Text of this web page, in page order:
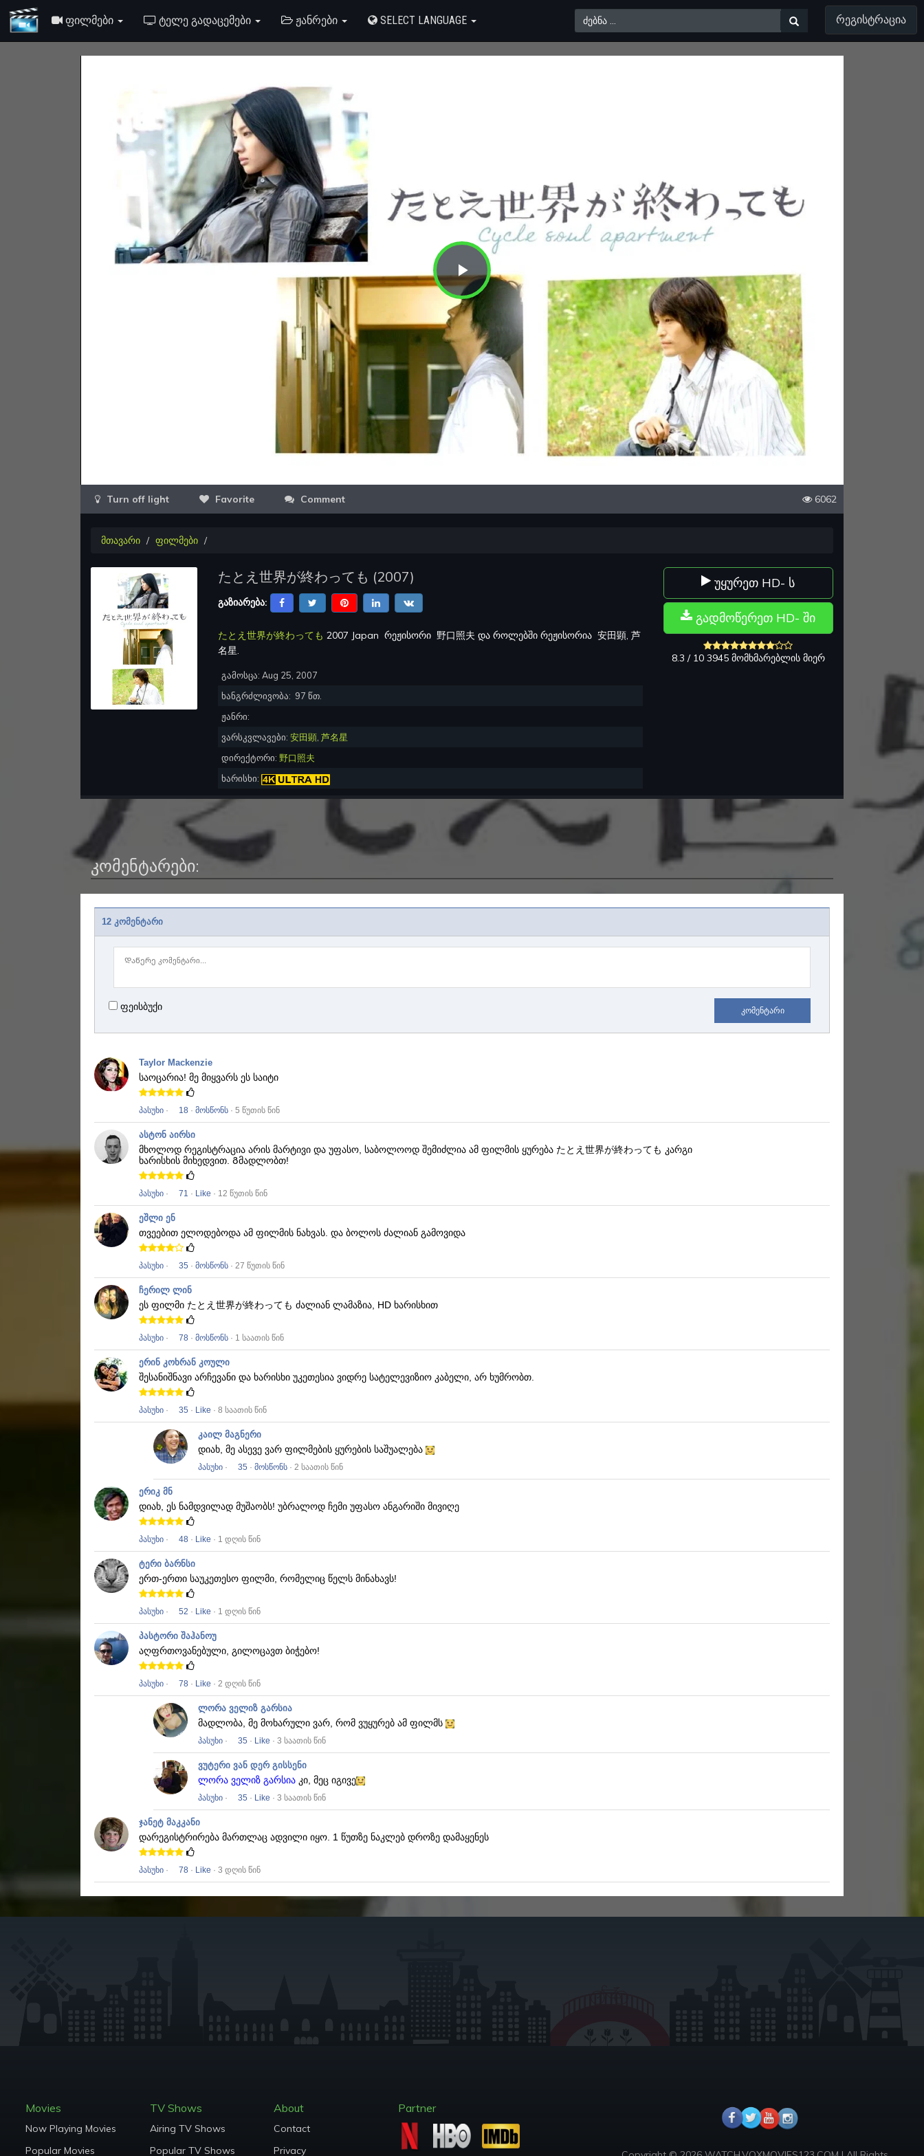
ᲤᲘᲚᲛᲔᲑᲘ ᲢᲔᲚᲔ ᲒᲐᲓᲐᲪᲔᲛᲔᲑᲘ ᲟᲐᲜᲠᲔᲑᲘ SELECT LANGUAGE ᲠᲔᲒᲘᲡᲢᲠᲐᲪᲘᲐ
Play
Video
Favorite Comment 6062
მთავარი ფილმები
たとえ世界が終わっても (2007)
გაზიარება:
たとえ世界が終わっても 2007 Japan რეჟისორი 野口照夫 და როლებში რეჟისორია 安田顕, 芦
名星.
გამოსცა: Aug 25, 2007
ხანგრძლივობა: 97 წთ.
ჟანრი:
ვარსკვლავები: 安田顕, 芦名星
დირექტორი: 野口照夫
ხარისხი:
უყურეთ HD- ს
გადმოწერეთ HD- ში
8.3 / 10 3945 მომხმარებლის მიერ
კომენტარები:
12 კომენტარი
ფეისბუქი კომენტარი
Taylor Mackenzie
საოცარია! მე მიყვარს ეს საიტი
პასუხი · 18 · მოსწონს · 5 წუთის წინ
ასტონ აირსი
მხოლოდ რეგისტრაცია არის მარტივი და უფასო, საბოლოოდ შემიძლია ამ ფილმის ყურება たとえ世界が終わっても კარგი
ხარისხის მიხედვით. Გმადლობთ!
პასუხი · 71 · Like · 12 წუთის წინ
ეშლი ენ
თვეებით ელოდებოდა ამ ფილმის ნახვას. და ბოლოს ძალიან გამოვიდა
პასუხი · 35 · მოსწონს · 27 წუთის წინ
ჩერილ ლინ
ეს ფილმი たとえ世界が終わっても ძალიან ლამაზია, HD ხარისხით
პასუხი · 78 · მოსწონს · 1 საათის წინ
ერინ კოხრან კოული
შესანიშნავი არჩევანი და ხარისხი უკეთესია ვიდრე სატელევიზიო კაბელი, არ ხუმრობთ.
პასუხი · 35 · Like · 8 საათის წინ
კაილ მაგნერი
დიახ, მე ასევე ვარ ფილმების ყურების საშუალება
პასუხი · 35 · მოსწონს · 2 საათის წინ
ერიკ მნ
დიახ, ეს ნამდვილად მუშაობს! უბრალოდ ჩემი უფასო ანგარიში მივიღე
პასუხი · 48 · Like · 1 დღის წინ
ტერი ბარნსი
ერთ-ერთი საუკეთესო ფილმი, რომელიც წელს მინახავს!
პასუხი · 52 · Like · 1 დღის წინ
პასტორი შაჰანოუ
აღფრთოვანებული, გილოცავთ ბიჭებო!
პასუხი · 78 · Like · 2 დღის წინ
ლორა ველიზ გარსია
მადლობა, მე მოხარული ვარ, რომ ვუყურებ ამ ფილმს
პასუხი · 35 · Like · 3 საათის წინ
ვუტერი ვან დერ გისსენი
ლორა ველიზ გარსია კი, მეც იგივე
პასუხი · 35 · Like · 3 საათის წინ
ჯანეტ მაკკანი
დარეგისტრირება მართლაც ადვილი იყო. 1 წუთზე ნაკლებ დროზე დამაყენეს
პასუხი · 78 · Like · 3 დღის წინ
Movies
Now Playing Movies
Popular Movies
TV Shows
Airing TV Shows
Popular TV Shows
About
Contact
Privacy
Partner